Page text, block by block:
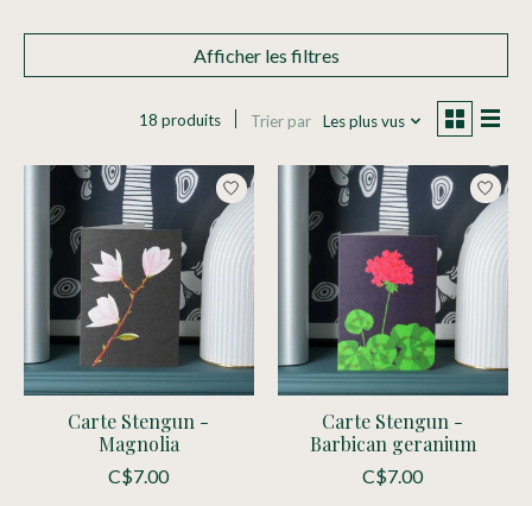
Afficher les filtres
18 produits Trier par Les plus vus
Carte Stengun -
Magnolia
C$7.00
Carte Stengun -
Barbican geranium
C$7.00